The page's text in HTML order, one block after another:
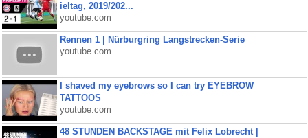
ieltag, 2019/202...
youtube.com
Rennen 1 | Nürburgring Langstrecken-Serie
youtube.com
I shaved my eyebrows so I can try EYEBROW
TATTOOS
youtube.com
48 STUNDEN BACKSTAGE mit Felix Lobrecht |